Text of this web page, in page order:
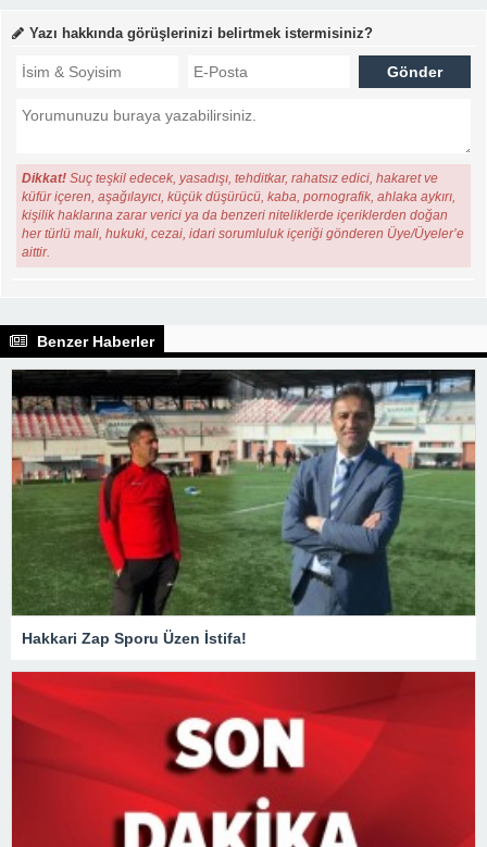
Yazı hakkında görüşlerinizi belirtmek istermisiniz?
Dikkat! Suç teşkil edecek, yasadışı, tehditkar, rahatsız edici, hakaret ve
küfür içeren, aşağılayıcı, küçük düşürücü, kaba, pornografik, ahlaka aykırı,
kişilik haklarına zarar verici ya da benzeri niteliklerde içeriklerden doğan
her türlü mali, hukuki, cezai, idari sorumluluk içeriği gönderen Üye/Üyeler’e
aittir.
Benzer Haberler
Hakkari Zap Sporu Üzen İstifa!